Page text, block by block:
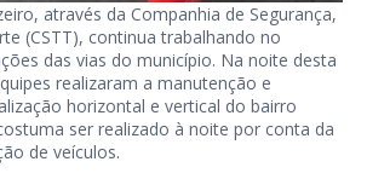
através da Companhia de Segurança,
(CSTT), continua trabalhando no
das vias do município. Na noite desta
realizaram a manutenção e
horizontal e vertical do bairro
ser realizado à noite por conta da
de veículos.